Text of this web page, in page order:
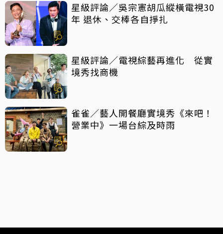
星級評論／吳宗憲胡瓜縱橫電視30
年 退休、交棒各自掙扎
星級評論／電視綜藝再進化 從實
境秀找商機
雀雀／藝人開餐廳實境秀《來吧！
營業中》一場台綜及時雨